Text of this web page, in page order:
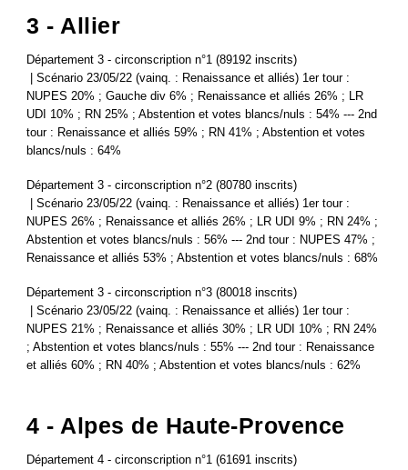
3 - Allier
Département 3 - circonscription n°1 (89192 inscrits)
| Scénario 23/05/22 (vainq. : Renaissance et alliés) 1er tour :
NUPES 20% ; Gauche div 6% ; Renaissance et alliés 26% ; LR
UDI 10% ; RN 25% ; Abstention et votes blancs/nuls : 54% --- 2nd
tour : Renaissance et alliés 59% ; RN 41% ; Abstention et votes
blancs/nuls : 64%
Département 3 - circonscription n°2 (80780 inscrits)
| Scénario 23/05/22 (vainq. : Renaissance et alliés) 1er tour :
NUPES 26% ; Renaissance et alliés 26% ; LR UDI 9% ; RN 24% ;
Abstention et votes blancs/nuls : 56% --- 2nd tour : NUPES 47% ;
Renaissance et alliés 53% ; Abstention et votes blancs/nuls : 68%
Département 3 - circonscription n°3 (80018 inscrits)
| Scénario 23/05/22 (vainq. : Renaissance et alliés) 1er tour :
NUPES 21% ; Renaissance et alliés 30% ; LR UDI 10% ; RN 24%
; Abstention et votes blancs/nuls : 55% --- 2nd tour : Renaissance
et alliés 60% ; RN 40% ; Abstention et votes blancs/nuls : 62%
4 - Alpes de Haute-Provence
Département 4 - circonscription n°1 (61691 inscrits)